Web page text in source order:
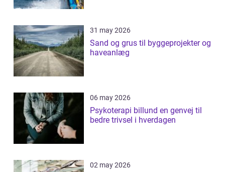
31 may 2026
Sand og grus til byggeprojekter og
haveanlæg
06 may 2026
Psykoterapi billund en genvej til
bedre trivsel i hverdagen
02 may 2026